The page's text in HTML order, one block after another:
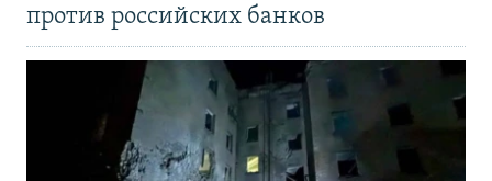
против российских банков